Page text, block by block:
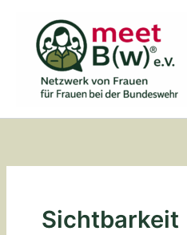
springen
Sichtbarkeit